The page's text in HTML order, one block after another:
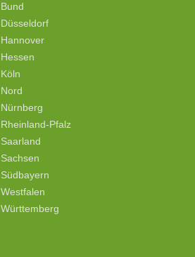
Bund
Düsseldorf
Hannover
Hessen
Köln
Nord
Nürnberg
Rheinland-Pfalz
Saarland
Sachsen
Südbayern
Westfalen
Württemberg